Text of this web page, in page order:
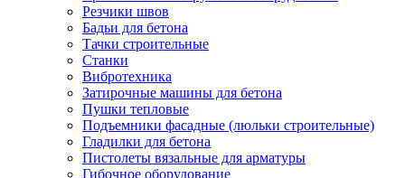
Резчики швов
Бадьи для бетона
Тачки строительные
Станки
Вибротехника
Затирочные машины для бетона
Пушки тепловые
Подъемники фасадные (люльки строительные)
Гладилки для бетона
Пистолеты вязальные для арматуры
Гибочное оборудование